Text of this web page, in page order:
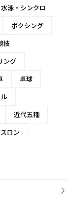
水泳・シンクロ
ボクシング
技
ング
卓球
近代五種
ロン